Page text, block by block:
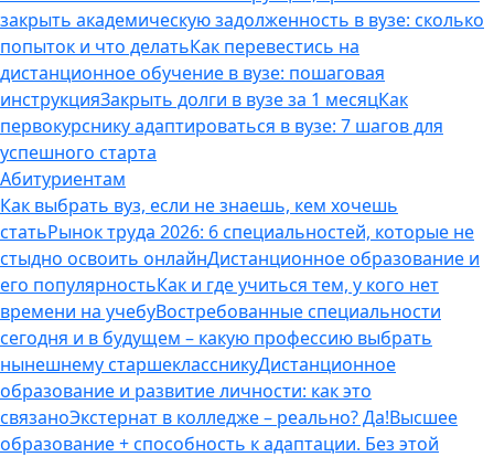
закрыть академическую задолженность в вузе: сколько
попыток и что делатьКак перевестись на
дистанционное обучение в вузе: пошаговая
инструкцияЗакрыть долги в вузе за 1 месяцКак
первокурснику адаптироваться в вузе: 7 шагов для
успешного старта
Абитуриентам
Как выбрать вуз, если не знаешь, кем хочешь
статьРынок труда 2026: 6 специальностей, которые не
стыдно освоить онлайнДистанционное образование и
его популярностьКак и где учиться тем, у кого нет
времени на учебуВостребованные специальности
сегодня и в будущем – какую профессию выбрать
нынешнему старшеклассникуДистанционное
образование и развитие личности: как это
связаноЭкстернат в колледже – реально? Да!Высшее
образование + способность к адаптации. Без этой